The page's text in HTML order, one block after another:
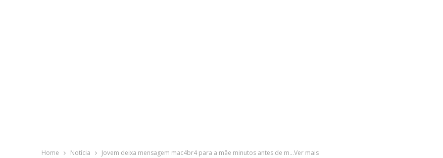
Home Notícia Jovem deixa mensagem mac4br4 para a mãe minutos antes de m…Ver mais